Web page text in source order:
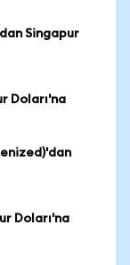
Singapur
Doları'na
Doları'na